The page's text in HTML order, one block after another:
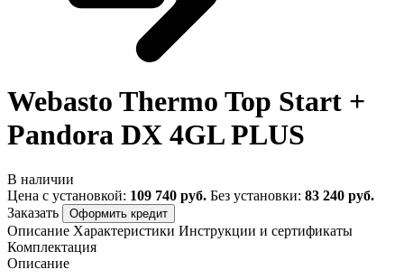
Webasto Thermo Top Start +
Pandora DX 4GL PLUS
В наличии
Цена с установкой: 109 740 руб. Без установки: 83 240 руб.
Заказать
Оформить кредит
Описание Характеристики Инструкции и сертификаты
Комплектация
Описание